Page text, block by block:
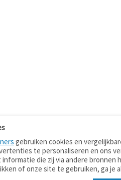
TOOLS
Apps
Mobiel
gebruiken cookies en
te personaliseren en ons
die zij via andere bronnen
of onze site te gebruiken, ga je